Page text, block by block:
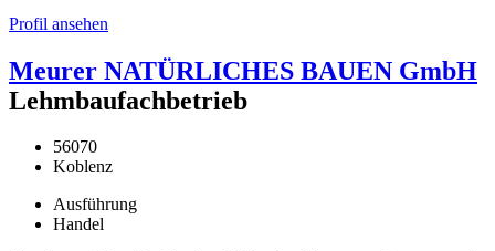
Profil ansehen
Meurer NATÜRLICHES BAUEN GmbH
Lehmbaufachbetrieb
56070
Koblenz
Ausführung
Handel